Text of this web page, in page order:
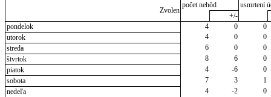
Zvolen
počet nehôd
usmrtení
+/-
pondelok
4 0
0
utorok
4 0
0
streda
6 0
0
štvrtok
8 6
0
piatok
4 -6
0
sobota
7 3
1
nedeľa
4 -2 0